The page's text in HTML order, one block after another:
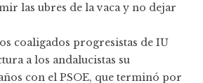
las ubres de la vaca y no dejar
coaligados progresistas de IU
a los andalucistas su
con el PSOE, que terminó por